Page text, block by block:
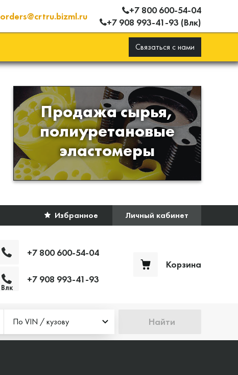
orders@crtru.bizml.ru
+7 800 600-54-04
+7 908 993-41-93 (Влк)
Связаться с нами
Продажа сырья,
полиуретановые
эластомеры
Продажа сырья для
производства изделий из
полиуретана
Избранное Личный кабинет
+7 800 600-54-04
Влк
+7 908 993-41-93
Корзина
По VIN / кузову Найти